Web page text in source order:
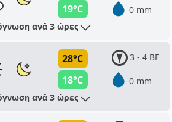
19°C
0 mm
ανά 3 ώρες
28°C
18°C
3 - 4 BF
0 mm
ανά 3 ώρες